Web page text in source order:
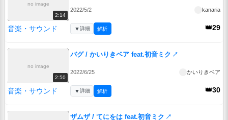
no image
2:14
2022/5/2 kanaria
音楽・サウンド 👑29
▼詳細 解析
no image
2:50
バグ / かいりきベア feat.初音ミク ↗
2022/6/25 かいりきベア
音楽・サウンド 👑30
▼詳細 解析
ザムザ / てにをは feat.初音ミク ↗